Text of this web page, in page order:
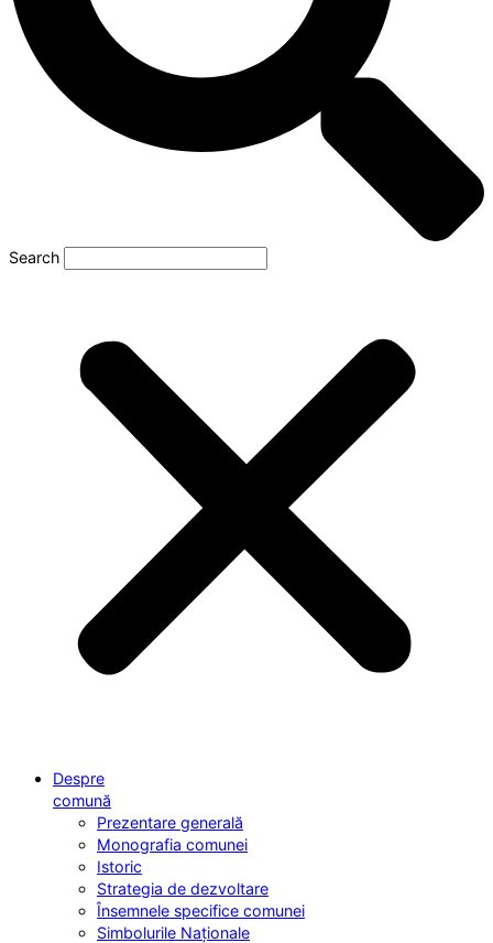
Search
Despre
comună
Prezentare generală
Monografia comunei
Istoric
Strategia de dezvoltare
Însemnele specifice comunei
Simbolurile Naționale